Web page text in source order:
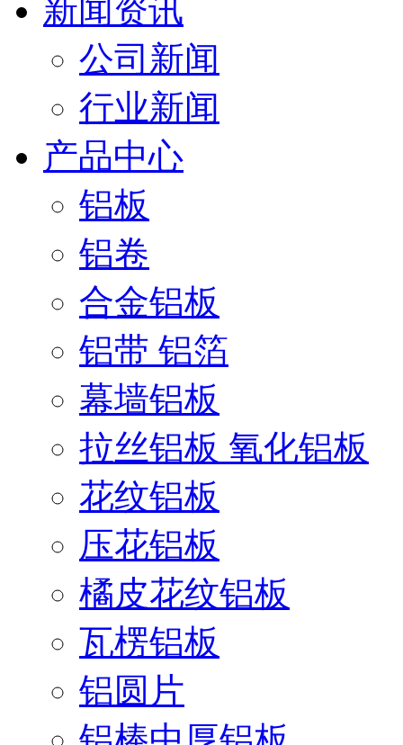
新闻资讯
公司新闻
行业新闻
产品中心
铝板
铝卷
合金铝板
铝带 铝箔
幕墙铝板
拉丝铝板 氧化铝板
花纹铝板
压花铝板
橘皮花纹铝板
瓦楞铝板
铝圆片